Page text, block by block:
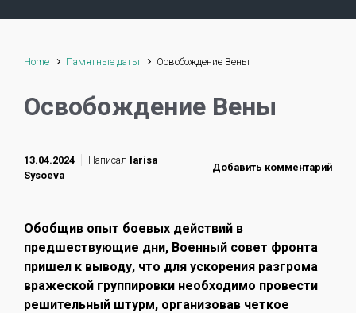
Home Памятные даты Освобождение Вены
Освобождение Вены
13.04.2024 Написал larisa
Sysoeva
Добавить комментарий
Обобщив опыт боевых действий в
предшествующие дни, Военный совет фронта
пришел к выводу, что для ускорения разгрома
вражеской группировки необходимо провести
решительный штурм, организовав четкое